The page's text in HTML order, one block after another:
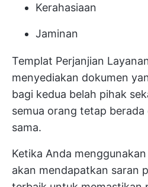
Kerahasiaan
Jaminan
Templat Perjanjian
menyediakan dokumen
bagi kedua belah pihak
semua orang tetap berada
sama.
Ketika Anda
akan mendapatkan saran